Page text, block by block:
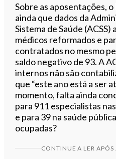
Sobre as aposentações,
ainda que dados da
Sistema de Saúde
médicos reformados e
contratados no mesmo
saldo negativo de 93. A
internos não são
que “este ano está a ser
momento, falta ainda
para 911 especialistas
e para 39 na saúde
ocupadas?
CONTINUE A LER